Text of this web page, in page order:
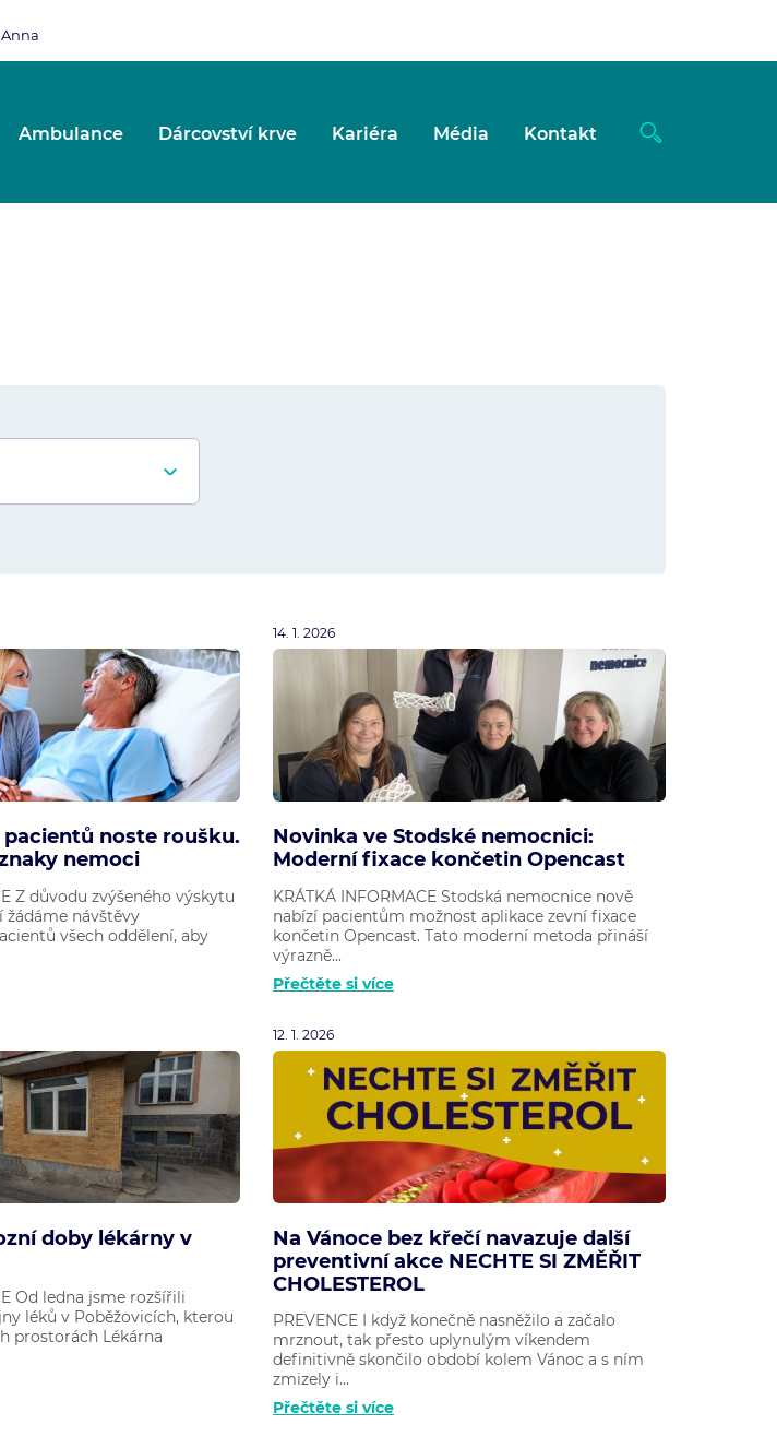
Ambulance Dárcovství krve Kariéra Média Kontakt
noste roušku.
nemoci
Z důvodu zvýšeného výskytu
návštěvy
všech oddělení, aby
14. 1. 2026
Novinka ve Stodské nemocnici:
Moderní fixace končetin Opencast
KRÁTKÁ INFORMACE Stodská nemocnice nově
nabízí pacientům možnost aplikace zevní fixace
končetin Opencast. Tato moderní metoda přináší
výrazně...
Přečtěte si více
doby lékárny v
Od ledna jsme rozšířili
léků v Poběžovicích, kterou
prostorách Lékárna
12. 1. 2026
Na Vánoce bez křečí navazuje další
preventivní akce NECHTE SI ZMĚŘIT
CHOLESTEROL
PREVENCE I když konečně nasněžilo a začalo
mrznout, tak přesto uplynulým víkendem
definitivně skončilo období kolem Vánoc a s ním
zmizely i...
Přečtěte si více